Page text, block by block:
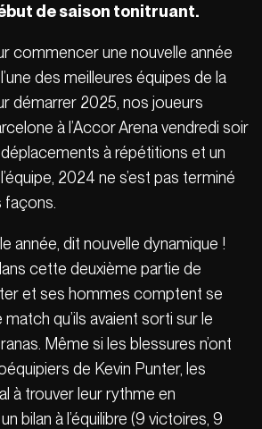
de saison tonitruant.
commencer une nouvelle année
des meilleures équipes de la
démarrer 2025, nos joueurs
à l’Accor Arena vendredi soir
à répétitions et un
2024 ne s’est pas terminé
façons.
année, dit nouvelle dynamique !
cette deuxième partie de
et ses hommes comptent se
match qu’ils avaient sorti sur le
Même si les blessures n’ont
de Kevin Punter, les
à trouver leur rythme en
bilan à l’équilibre (9 victoires, 9